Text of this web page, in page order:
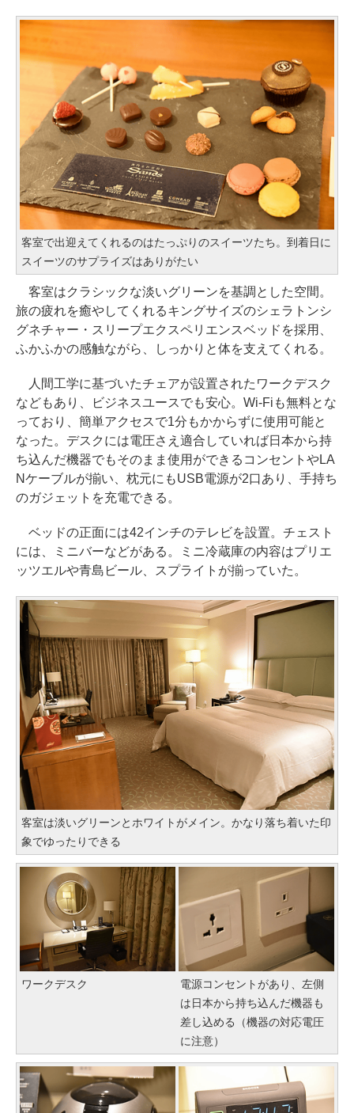
客室で出迎えてくれるのはたっぷりのスイーツたち。到着日に
スイーツのサプライズはありがたい
客室はクラシックな淡いグリーンを基調とした空間。
旅の疲れを癒やしてくれるキングサイズのシェラトンシ
グネチャー・スリープエクスペリエンスベッドを採用、
ふかふかの感触ながら、しっかりと体を支えてくれる。
人間工学に基づいたチェアが設置されたワークデスク
などもあり、ビジネスユースでも安心。Wi-Fiも無料とな
っており、簡単アクセスで1分もかからずに使用可能と
なった。デスクには電圧さえ適合していれば日本から持
ち込んだ機器でもそのまま使用ができるコンセントやLA
Nケーブルが揃い、枕元にもUSB電源が2口あり、手持ち
のガジェットを充電できる。
ベッドの正面には42インチのテレビを設置。チェスト
には、ミニバーなどがある。ミニ冷蔵庫の内容はプリエ
ッツエルや青島ビール、スプライトが揃っていた。
客室は淡いグリーンとホワイトがメイン。かなり落ち着いた印
象でゆったりできる
ワークデスク
電源コンセントがあり、左側
は日本から持ち込んだ機器も
差し込める（機器の対応電圧
に注意）